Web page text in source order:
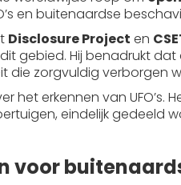
en buitenaardse
Disclosure Project en
gebied. Hij benadrukt
die zorgvuldig verborgen
het erkennen van
eindelijk gedeeld
voor